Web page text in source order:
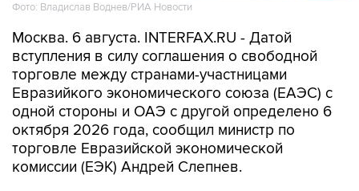
Фото: Владислав Воднев/РИА Новости
Москва. 6 августа. INTERFAX.RU - Датой
вступления в силу соглашения о свободной
торговле между странами-участницами
Евразийкого экономического союза (ЕАЭС) с
одной стороны и ОАЭ с другой определено 6
октября 2026 года, сообщил министр по
торговле Евразийской экономической
комиссии (ЕЭК) Андрей Слепнев.